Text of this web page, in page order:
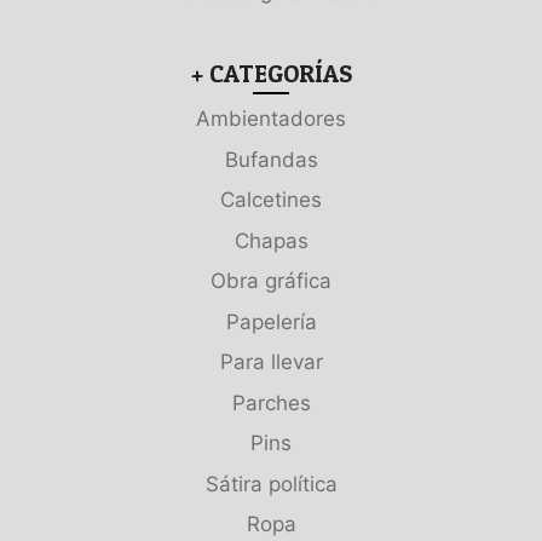
+ CATEGORÍAS
Ambientadores
Bufandas
Calcetines
Chapas
Obra gráfica
Papelería
Para llevar
Parches
Pins
Sátira política
Ropa